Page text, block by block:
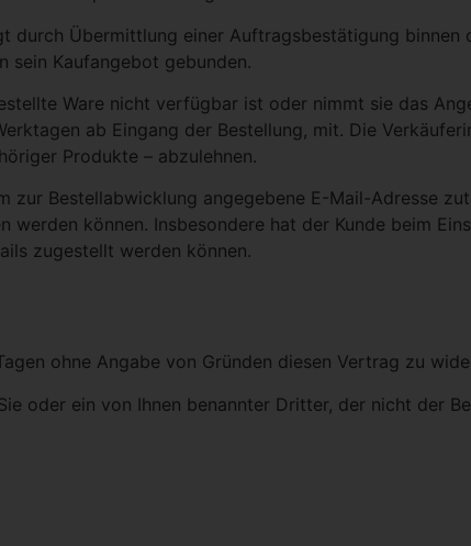
durch Übermittlung einer Auftragsbestätigung binnen
sein Kaufangebot gebunden.
Ware nicht verfügbar ist oder nimmt sie das
ab Eingang der Bestellung, mit. Die
Produkte – abzulehnen.
zur Bestellabwicklung angegebene E-Mail-Adresse
können. Insbesondere hat der Kunde beim
zugestellt werden können.
ohne Angabe von Gründen diesen Vertrag zu
oder ein von Ihnen benannter Dritter, der nicht der